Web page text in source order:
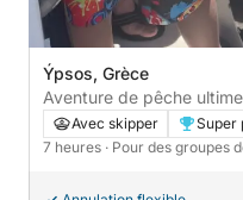
Ýpsos, Grèce
Aventure de pêche
pêchez, détendez-vous
Avec skipper Super
7 heures · Pour des groupes